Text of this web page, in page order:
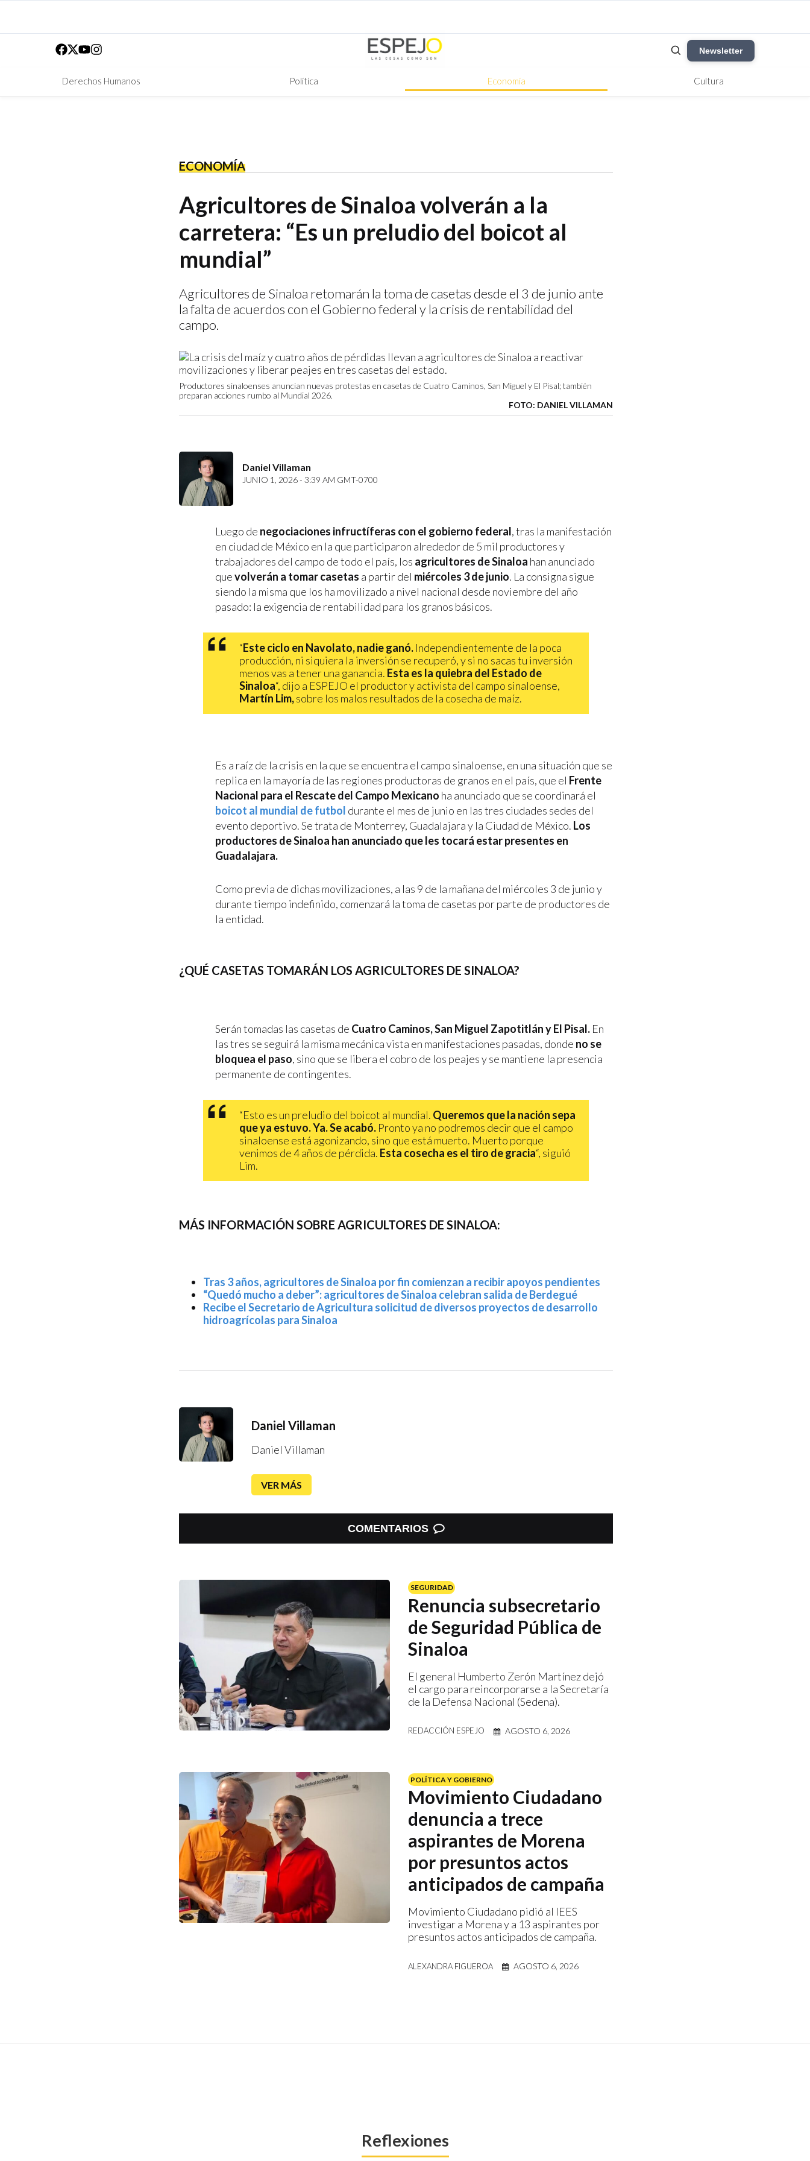
Newsletter
Derechos Humanos Política Economía Cultura
ECONOMÍA
Agricultores de Sinaloa volverán a la
carretera: “Es un preludio del boicot al
mundial”
Agricultores de Sinaloa retomarán la toma de casetas desde el 3 de junio ante
la falta de acuerdos con el Gobierno federal y la crisis de rentabilidad del
campo.
Productores sinaloenses anuncian nuevas protestas en casetas de Cuatro Caminos, San Miguel y El Pisal; también
preparan acciones rumbo al Mundial 2026.
FOTO: DANIEL VILLAMAN
Daniel Villaman
JUNIO 1, 2026 - 3:39 AM GMT-0700
Luego de negociaciones infructíferas con el gobierno federal, tras la manifestación
en ciudad de México en la que participaron alrededor de 5 mil productores y
trabajadores del campo de todo el país, los agricultores de Sinaloa han anunciado
quevolverán a tomar casetas a partir del miércoles 3 de junio. La consigna sigue
siendo la misma que los ha movilizado a nivel nacional desde noviembre del año
pasado: la exigencia de rentabilidad para los granos básicos.
“Este ciclo en Navolato, nadie ganó. Independientemente de la poca
producción, ni siquiera la inversión se recuperó, y si no sacas tu inversión
menos vas a tener una ganancia. Esta es la quiebra del Estado de
Sinaloa“, dijo a ESPEJO el productor y activista del campo sinaloense,
Martín Lim,sobre los malos resultados de la cosecha de maíz.
Es a raíz de la crisis en la que se encuentra el campo sinaloense, en una situación que se
replica en la mayoría de las regiones productoras de granos en el país, que el Frente
Nacional para el Rescate del Campo Mexicano ha anunciado que se coordinará el
boicot al mundial de futbol durante el mes de junio en las tres ciudades sedes del
evento deportivo. Se trata de Monterrey, Guadalajara y la Ciudad de México. Los
productores de Sinaloa han anunciado que les tocará estar presentes en
Guadalajara.
Como previa de dichas movilizaciones, a las 9 de la mañana del miércoles 3 de junio y
durante tiempo indefinido, comenzará la toma de casetas por parte de productores de
la entidad.
¿QUÉ CASETAS TOMARÁN LOS AGRICULTORES DE SINALOA?
Serán tomadas las casetas de Cuatro Caminos, San Miguel Zapotitlán y El Pisal. En
las tres se seguirá la misma mecánica vista en manifestaciones pasadas, donde no se
bloquea el paso, sino que se libera el cobro de los peajes y se mantiene la presencia
permanente de contingentes.
“Esto es un preludio del boicot al mundial. Queremos que la nación sepa
que ya estuvo. Ya. Se acabó. Pronto ya no podremos decir que el campo
sinaloense está agonizando, sino que está muerto. Muerto porque
venimos de 4 años de pérdida. Esta cosecha es el tiro de gracia“, siguió
Lim.
MÁS INFORMACIÓN SOBRE AGRICULTORES DE SINALOA:
Tras 3 años, agricultores de Sinaloa por fin comienzan a recibir apoyos pendientes
“Quedó mucho a deber”: agricultores de Sinaloa celebran salida de Berdegué
Recibe el Secretario de Agricultura solicitud de diversos proyectos de desarrollo
hidroagrícolas para Sinaloa
Daniel Villaman
Daniel Villaman
VER MÁS
COMENTARIOS
SEGURIDAD
Renuncia subsecretario
de Seguridad Pública de
Sinaloa
El general Humberto Zerón Martínez dejó
el cargo para reincorporarse a la Secretaría
de la Defensa Nacional (Sedena).
REDACCIÓN ESPEJO AGOSTO 6, 2026
POLÍTICA Y GOBIERNO
Movimiento Ciudadano
denuncia a trece
aspirantes de Morena
por presuntos actos
anticipados de campaña
Movimiento Ciudadano pidió al IEES
investigar a Morena y a 13 aspirantes por
presuntos actos anticipados de campaña.
ALEXANDRA FIGUEROA AGOSTO 6, 2026
Reflexiones